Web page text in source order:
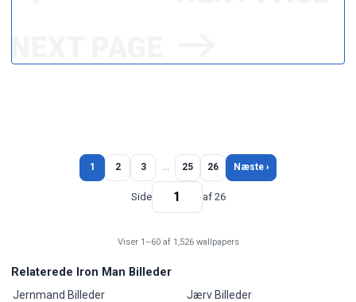
1 2 3 … 25 26 Næste ›
Side af 26
Viser 1–60 af 1,526 wallpapers
Relaterede Iron Man Billeder
Jernmand Billeder
Jærv Billeder